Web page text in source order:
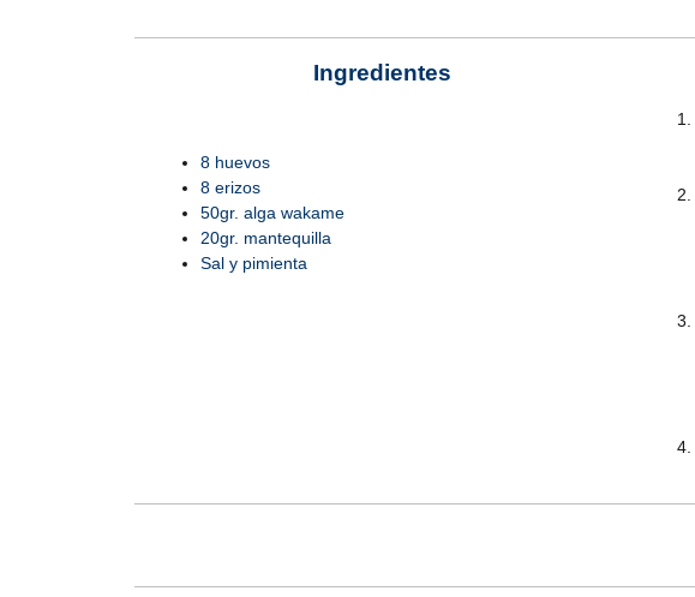
Ingredientes
8 huevos
8 erizos
50gr. alga wakame
20gr. mantequilla
Sal y pimienta